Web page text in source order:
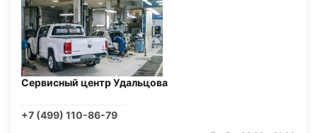
Сервисный центр Удальцова
+7 (499) 110-86-79